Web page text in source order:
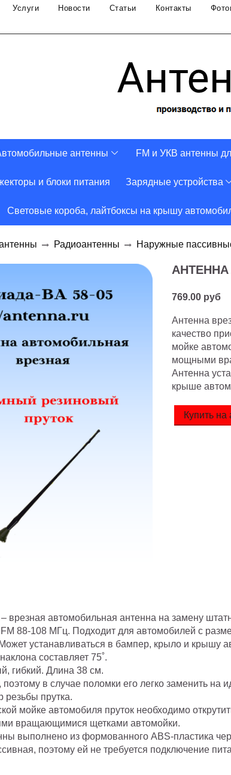
Услуги Новости Статьи Контакты
антенны FM и УКВ антенны
и блоки питания Зарядные устройства
Световые короба, лайтбоксы на крышу
Радиоантенны Наружные
769.00 руб
Антенна
качество
мойке
мощными
Антенна
крыше
Купить на
врезная автомобильная антенна на замену
88-108 МГц. Подходит для автомобилей с
устанавливаться в бампер, крыло и крышу
составляет 75˚.
гибкий. Длина 38 см.
в случае поломки его легко заменить на
резьбы прутка.
мойке автомобиля пруток необходимо
вращающимися щетками автомойки.
выполнено из формованного ABS-пластика
поэтому ей не требуется подключение